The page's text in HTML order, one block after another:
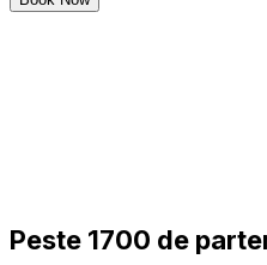
Peste 1700 de